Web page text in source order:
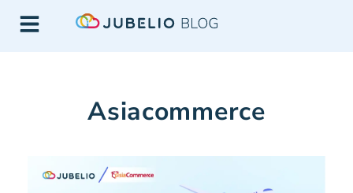
Asiacommerce